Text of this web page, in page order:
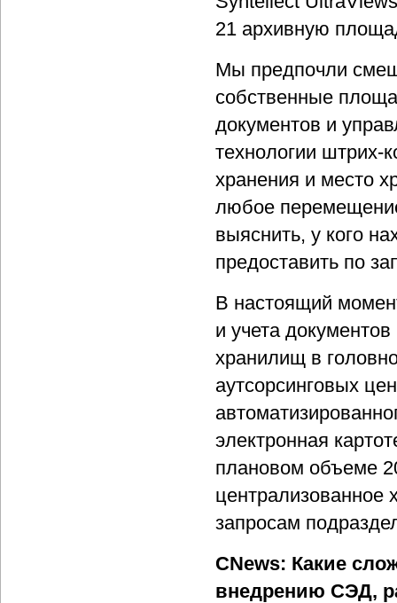
21 архивную
Мы предпочли
собственные
документов и
технологии штрих-
хранения и место
любое
выяснить, у кого
предоставить по
В настоящий
и учета
хранилищ в
аутсорсинговых
электронная
плановом объеме
централизованное
запросам
CNews: Какие
внедрению СЭД,